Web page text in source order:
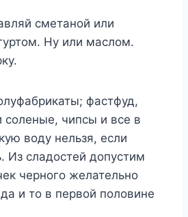
сметаной или
Ну или маслом.
фастфуд,
соленые, чипсы и все в
воду нельзя, если
Из сладостей допустим
черного желательно
и то в первой половине